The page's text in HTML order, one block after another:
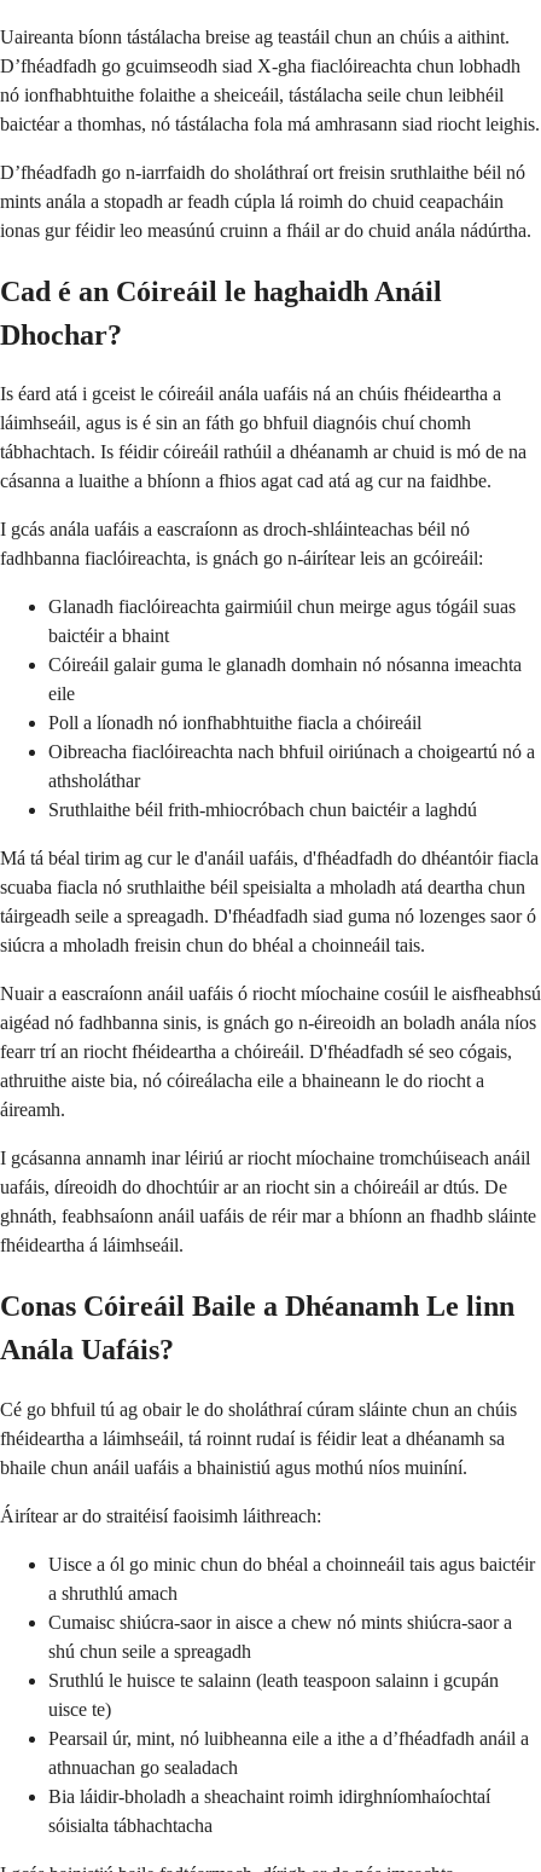
Uaireanta bíonn tástálacha breise ag teastáil chun an chúis a aithint.
D’fhéadfadh go gcuimseodh siad X-gha fiaclóireachta chun lobhadh
nó ionfhabhtuithe folaithe a sheiceáil, tástálacha seile chun leibhéil
baictéar a thomhas, nó tástálacha fola má amhrasann siad riocht leighis.
D’fhéadfadh go n-iarrfaidh do sholáthraí ort freisin sruthlaithe béil nó
mints anála a stopadh ar feadh cúpla lá roimh do chuid ceapacháin
ionas gur féidir leo measúnú cruinn a fháil ar do chuid anála nádúrtha.
Cad é an Cóireáil le haghaidh Anáil
Dhochar?
Is éard atá i gceist le cóireáil anála uafáis ná an chúis fhéideartha a
láimhseáil, agus is é sin an fáth go bhfuil diagnóis chuí chomh
tábhachtach. Is féidir cóireáil rathúil a dhéanamh ar chuid is mó de na
cásanna a luaithe a bhíonn a fhios agat cad atá ag cur na faidhbe.
I gcás anála uafáis a eascraíonn as droch-shláinteachas béil nó
fadhbanna fiaclóireachta, is gnách go n-áirítear leis an gcóireáil:
Glanadh fiaclóireachta gairmiúil chun meirge agus tógáil suas
baictéir a bhaint
Cóireáil galair guma le glanadh domhain nó nósanna imeachta
eile
Poll a líonadh nó ionfhabhtuithe fiacla a chóireáil
Oibreacha fiaclóireachta nach bhfuil oiriúnach a choigeartú nó a
athsholáthar
Sruthlaithe béil frith-mhiocróbach chun baictéir a laghdú
Má tá béal tirim ag cur le d'anáil uafáis, d'fhéadfadh do dhéantóir fiacla
scuaba fiacla nó sruthlaithe béil speisialta a mholadh atá deartha chun
táirgeadh seile a spreagadh. D'fhéadfadh siad guma nó lozenges saor ó
siúcra a mholadh freisin chun do bhéal a choinneáil tais.
Nuair a eascraíonn anáil uafáis ó riocht míochaine cosúil le aisfheabhsú
aigéad nó fadhbanna sinis, is gnách go n-éireoidh an boladh anála níos
fearr trí an riocht fhéideartha a chóireáil. D'fhéadfadh sé seo cógais,
athruithe aiste bia, nó cóireálacha eile a bhaineann le do riocht a
áireamh.
I gcásanna annamh inar léiriú ar riocht míochaine tromchúiseach anáil
uafáis, díreoidh do dhochtúir ar an riocht sin a chóireáil ar dtús. De
ghnáth, feabhsaíonn anáil uafáis de réir mar a bhíonn an fhadhb sláinte
fhéideartha á láimhseáil.
Conas Cóireáil Baile a Dhéanamh Le linn
Anála Uafáis?
Cé go bhfuil tú ag obair le do sholáthraí cúram sláinte chun an chúis
fhéideartha a láimhseáil, tá roinnt rudaí is féidir leat a dhéanamh sa
bhaile chun anáil uafáis a bhainistiú agus mothú níos muiníní.
Áirítear ar do straitéisí faoisimh láithreach:
Uisce a ól go minic chun do bhéal a choinneáil tais agus baictéir
a shruthlú amach
Cumaisc shiúcra-saor in aisce a chew nó mints shiúcra-saor a
shú chun seile a spreagadh
Sruthlú le huisce te salainn (leath teaspoon salainn i gcupán
uisce te)
Pearsail úr, mint, nó luibheanna eile a ithe a d’fhéadfadh anáil a
athnuachan go sealadach
Bia láidir-bholadh a sheachaint roimh idirghníomhaíochtaí
sóisialta tábhachtacha